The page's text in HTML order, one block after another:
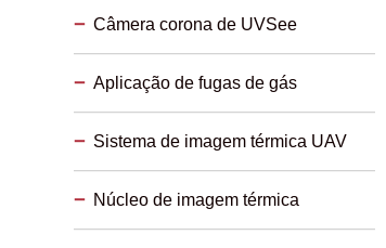
Câmera corona de UVSee
Aplicação de fugas de gás
Sistema de imagem térmica UAV
Núcleo de imagem térmica